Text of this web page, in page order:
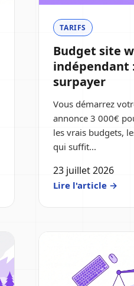
TARIFS
Budget site
indépendant
surpayer
Vous démarrez
annonce 3 000€
les vrais budgets,
qui suffit...
23 juillet 2026
Lire l'article →